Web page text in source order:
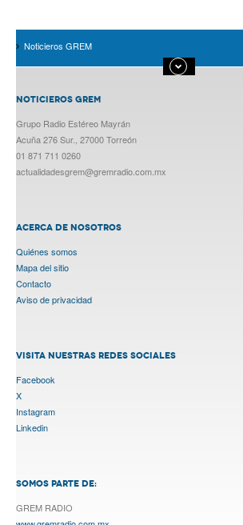
Noticieros GREM
NOTICIEROS GREM
Grupo Radio Estéreo Mayrán
Acuña 276 Sur., 27000 Torreón
01 871 711 0260
actualidadesgrem@gremradio.com.mx
ACERCA DE NOSOTROS
Quiénes somos
Mapa del sitio
Contacto
Aviso de privacidad
VISITA NUESTRAS REDES SOCIALES
Facebook
X
Instagram
Linkedin
SOMOS PARTE DE:
GREM RADIO